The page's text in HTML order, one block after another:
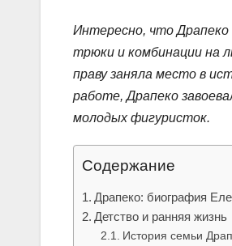
Интересно, что Драпеко
трюки и комбинации на
праву заняла место в
работе, Драпеко
молодых фигуристок.
Содержание
Драпеко: биография
Детство и ранняя жизнь
История семьи